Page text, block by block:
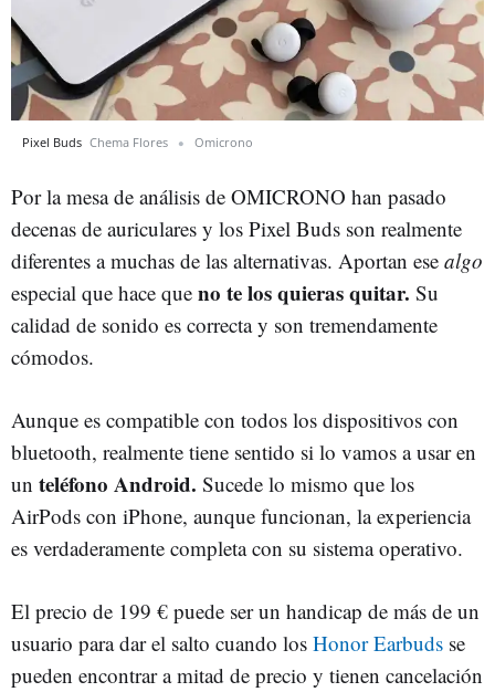
Pixel Buds Chema Flores Omicrono
Por la mesa de análisis de OMICRONO han pasado
decenas de auriculares y los Pixel Buds son realmente
diferentes a muchas de las alternativas. Aportan ese algo
especial que hace que no te los quieras quitar. Su
calidad de sonido es correcta y son tremendamente
cómodos.
Aunque es compatible con todos los dispositivos con
bluetooth, realmente tiene sentido si lo vamos a usar en
un teléfono Android. Sucede lo mismo que los
AirPods con iPhone, aunque funcionan, la experiencia
es verdaderamente completa con su sistema operativo.
El precio de 199 € puede ser un handicap de más de un
usuario para dar el salto cuando los Honor Earbuds se
pueden encontrar a mitad de precio y tienen cancelación